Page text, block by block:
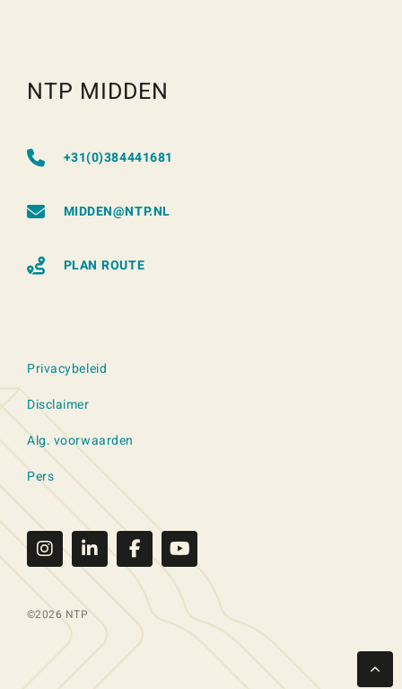
NTP MIDDEN
+31(0)384441681
MIDDEN@NTP.NL
PLAN ROUTE
Privacybeleid
Disclaimer
Alg. voorwaarden
Pers
©2026 NTP